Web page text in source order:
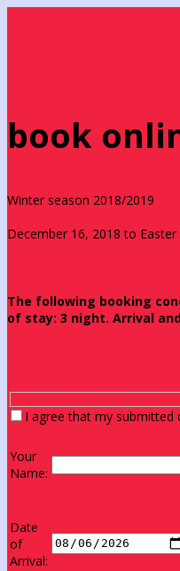
book
Winter season 2018/2019
December 16, 2018 to
The following booking
of stay: 3 night. Arrival
I agree that my submitted
Your
Name:
Date
of
Arrival: